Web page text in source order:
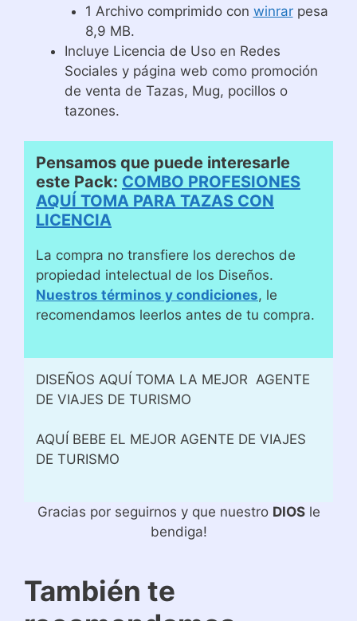
1 Archivo comprimido con winrarpesa
8,9 MB.
Incluye Licencia de Uso en Redes
Sociales y página web como promoción
de venta de Tazas, Mug, pocillos o
tazones.
Pensamos que puede interesarle
este Pack: COMBO PROFESIONES
AQUÍ TOMA PARA TAZAS CON
LICENCIA
La compra no transfiere los derechos de
propiedad intelectual de los Diseños.
Nuestros términos y condiciones, le
recomendamos leerlos antes de tu compra.
DISEÑOS AQUÍ TOMA LA MEJOR AGENTE
DE VIAJES DE TURISMO
AQUÍ BEBE EL MEJOR AGENTE DE VIAJES
DE TURISMO
Gracias por seguirnos y que nuestro DIOSle
bendiga!
También te